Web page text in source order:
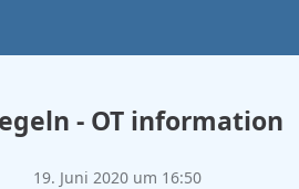
- OT information
19. Juni 2020 um 16:50